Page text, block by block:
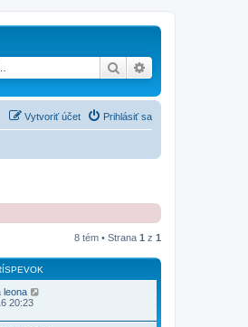
Hľadať
Prihlásiť sa
Vytvoriť účet
8 tém • Strana 1 z 1
leona
20:23